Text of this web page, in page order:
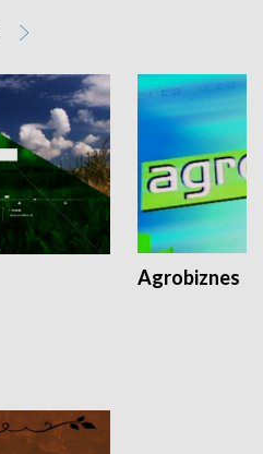
Agrobiznes